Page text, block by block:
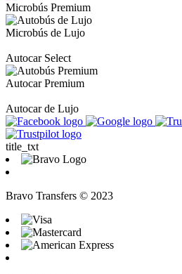
Microbús Premium
Microbús de Lujo
Autocar Select
Autocar Premium
Autocar de Lujo
title_txt
Bravo Transfers © 2023